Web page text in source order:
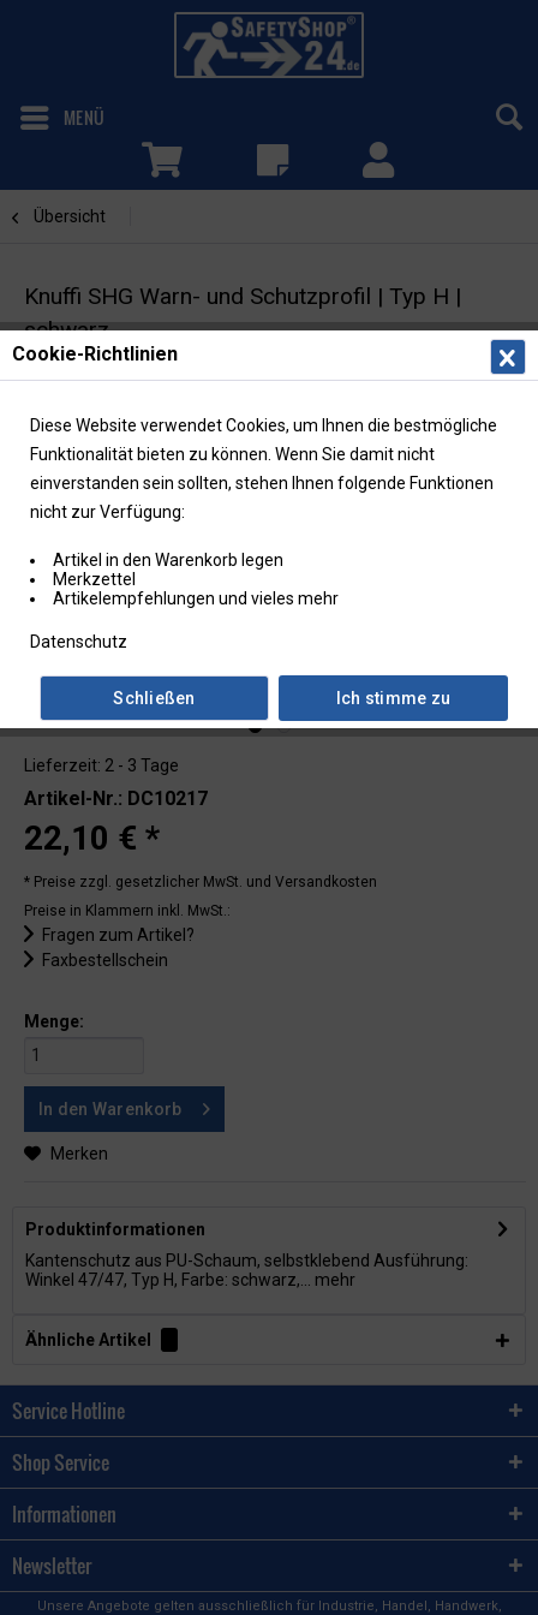
MENÜ
Übersicht
Knuffi SHG Warn- und Schutzprofil | Typ H |
schwarz
Kantenschutz | Winkel 47/47 | selbstklebend
Lieferzeit: 2 - 3 Tage
Artikel-Nr.: DC10217
22,10 € *
* Preise zzgl. gesetzlicher MwSt. und Versandkosten
Preise in Klammern inkl. MwSt.:
Fragen zum Artikel?
Faxbestellschein
Menge:
In den Warenkorb
Merken
Produktinformationen
Kantenschutz aus PU-Schaum, selbstklebend Ausführung:
Winkel 47/47, Typ H, Farbe: schwarz,...
mehr
Ähnliche Artikel
Service Hotline
Shop Service
Informationen
Newsletter
Unsere Angebote gelten ausschließlich für Industrie, Handel, Handwerk,
Cookie-Richtlinien
Diese Website verwendet Cookies, um Ihnen die bestmögliche
Funktionalität bieten zu können. Wenn Sie damit nicht
einverstanden sein sollten, stehen Ihnen folgende Funktionen
nicht zur Verfügung:
Artikel in den Warenkorb legen
Merkzettel
Artikelempfehlungen und vieles mehr
Datenschutz
Ich stimme zu
Schließen